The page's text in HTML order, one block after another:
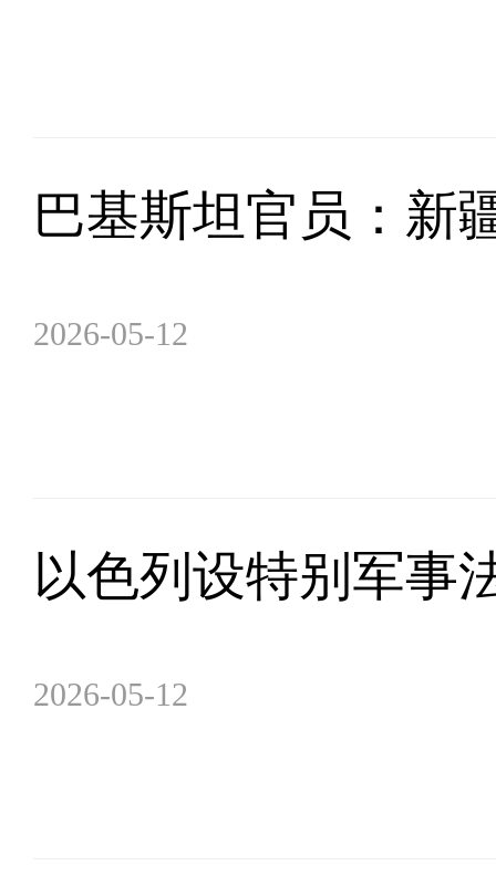
巴基斯坦官员：新
2026-05-12
以色列设特别军事
2026-05-12